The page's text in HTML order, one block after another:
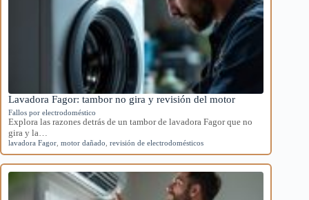
Lavadora Fagor: tambor no gira y revisión del motor
Fallos por electrodoméstico
Explora las razones detrás de un tambor de lavadora Fagor que no
gira y la…
lavadora Fagor motor dañado revisión de electrodomésticos